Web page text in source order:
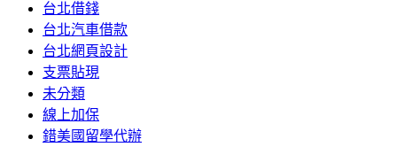
台北借錢
台北汽車借款
台北網頁設計
支票貼現
未分類
線上加保
錯美國留學代辦